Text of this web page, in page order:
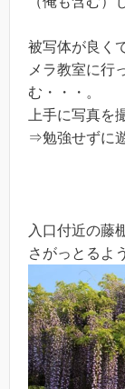
被写体が良く
メラ教室に行
む・・・。
上手に写真を
⇒勉強せずに
入口付近の藤
さがっとるよ